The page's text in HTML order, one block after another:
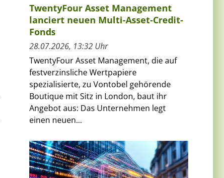
TwentyFour Asset Management
lanciert neuen Multi-Asset-Credit-
Fonds
28.07.2026, 13:32 Uhr
TwentyFour Asset Management, die auf
festverzinsliche Wertpapiere
spezialisierte, zu Vontobel gehörende
Boutique mit Sitz in London, baut ihr
Angebot aus: Das Unternehmen legt
einen neuen...